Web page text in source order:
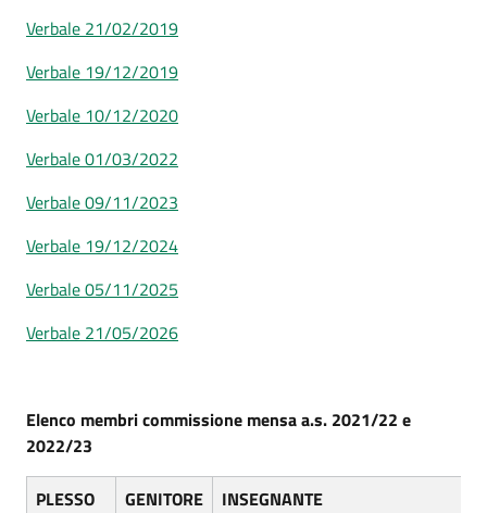
Verbale 21/02/2019
Verbale 19/12/2019
Verbale 10/12/2020
Verbale 01/03/2022
Verbale 09/11/2023
Verbale 19/12/2024
Verbale 05/11/2025
Verbale 21/05/2026
Elenco membri commissione mensa a.s. 2021/22 e
2022/23
PLESSO GENITORE INSEGNANTE